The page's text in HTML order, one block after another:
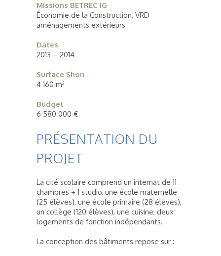
Missions BETREC IG
Économie de la Construction, VRD
aménagements extérieurs
Dates
2013 – 2014
Surface Shon
4 160 m²
Budget
6 580 000 €
PRÉSENTATION DU
PROJET
La cité scolaire comprend un internat de 11
chambres + 1 studio, une école maternelle
(25 élèves), une école primaire (28 élèves),
un collège (120 élèves), une cuisine, deux
logements de fonction indépendants.
La conception des bâtiments repose sur :